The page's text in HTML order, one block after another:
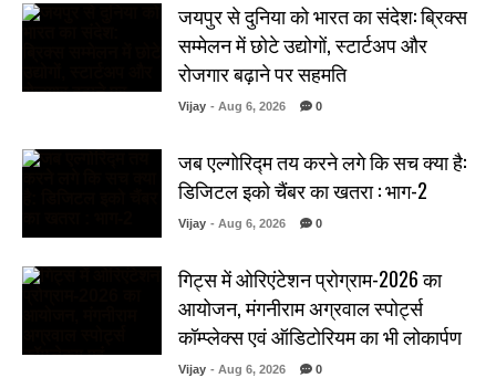
जयपुर से दुनिया को भारत का संदेश: ब्रिक्स
सम्मेलन में छोटे उद्योगों, स्टार्टअप और
रोजगार बढ़ाने पर सहमति
Vijay - Aug 6, 2026 0
जब एल्गोरिद्म तय करने लगे कि सच क्या है:
डिजिटल इको चैंबर का खतरा : भाग-2
Vijay - Aug 6, 2026 0
गिट्स में ओरिएंटेशन प्रोग्राम-2026 का
आयोजन, मंगनीराम अग्रवाल स्पोर्ट्स
कॉम्प्लेक्स एवं ऑडिटोरियम का भी लोकार्पण
Vijay - Aug 6, 2026 0